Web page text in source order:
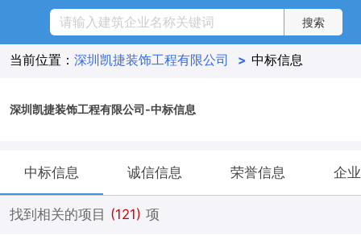
当前位置： 深圳凯捷装饰工程有限公司 > 中标信息
深圳凯捷装饰工程有限公司-中标信息
中标信息 诚信信息 荣誉信息 企
找到相关的项目 (121) 项